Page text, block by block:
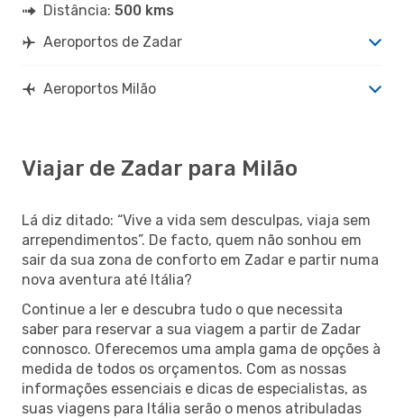
Distância: 500 kms
Aeroportos de Zadar
Aeroportos Milão
Viajar de Zadar para Milão
Lá diz ditado: “Vive a vida sem desculpas, viaja sem
arrependimentos”. De facto, quem não sonhou em
sair da sua zona de conforto em Zadar e partir numa
nova aventura até Itália?
Continue a ler e descubra tudo o que necessita
saber para reservar a sua viagem a partir de Zadar
connosco. Oferecemos uma ampla gama de opções à
medida de todos os orçamentos. Com as nossas
informações essenciais e dicas de especialistas, as
suas viagens para Itália serão o menos atribuladas